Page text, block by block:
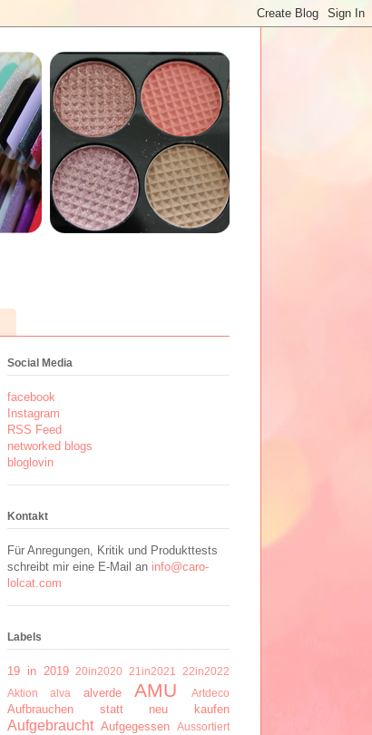
Social Media
facebook
Instagram
RSS Feed
networked blogs
bloglovin
Kontakt
Für Anregungen, Kritik und Produkttests
schreibt mir eine E-Mail an info@caro-
lolcat.com
Labels
19 in 2019 20in2020 21in2021
22in2022
Aktion
alva alverde AMU Artdeco
Aufbrauchen statt neu kaufen
Aufgebraucht Aufgegessen
Aussortiert